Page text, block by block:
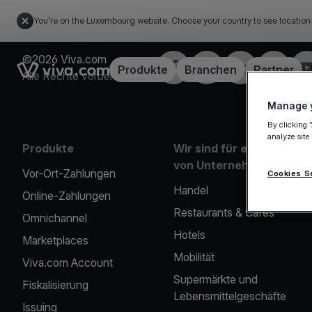
You're on the Luxembourg website. Choose your country to see
Link to the homepageProdukte Branchen Partner
©2026 Viva.com
Alle Rechte vorbehalten
Facebook
X LinkedInInstagram
Produkte
Vor-Ort-Zahlungen
Online-Zahlungen
Omnichannel
Marketplaces
Viva.com Account
Fiskalisierung
Issuing
Wir sind für eine Reihe
von Unternehmen da
Handel
Restaurants & Cafés
Hotels
Mobilität
Supermärkte und
Lebensmittelgeschäfte
Manage
By clicking
analyze
Cookies